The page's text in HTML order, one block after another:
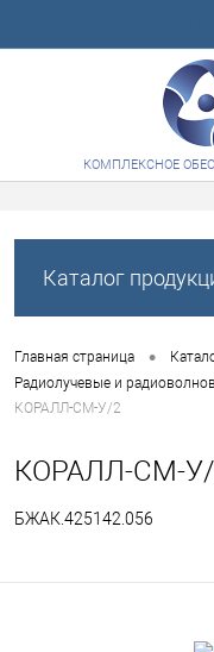
КОМПЛЕКСНОЕ
Каталог
Главная страница •
Радиолучевые и
КОРАЛЛ-СМ-У/2
КОРАЛЛ-СМ-
БЖАК.425142.056